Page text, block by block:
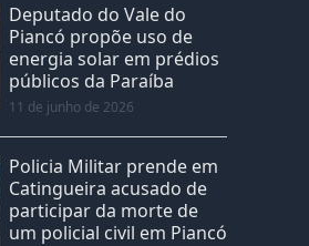
Deputado do Vale do
Piancó propõe uso de
energia solar em prédios
públicos da Paraíba
11 de junho de 2026
Policia Militar prende em
Catingueira acusado de
participar da morte de
um policial civil em Piancó